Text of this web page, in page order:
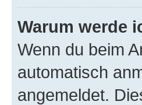
Warum werde
Wenn du beim
automatisch
angemeldet.